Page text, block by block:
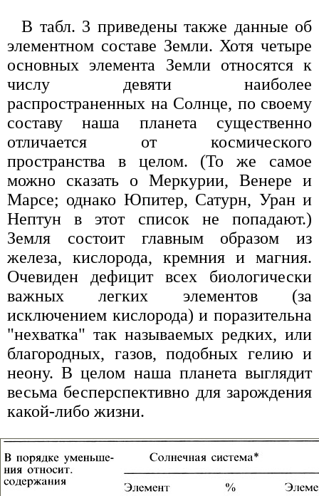
В табл. 3 приведены также данные об
элементном составе Земли. Хотя четыре
основных элемента Земли относятся к
числу девяти наиболее
распространенных на Солнце, по своему
составу наша планета существенно
отличается от космического
пространства в целом. (То же самое
можно сказать о Меркурии, Венере и
Марсе; однако Юпитер, Сатурн, Уран и
Нептун в этот список не попадают.)
Земля состоит главным образом из
железа, кислорода, кремния и магния.
Очевиден дефицит всех биологически
важных легких элементов (за
исключением кислорода) и поразительна
"нехватка" так называемых редких, или
благородных, газов, подобных гелию и
неону. В целом наша планета выглядит
весьма бесперспективно для зарождения
какой-либо жизни.